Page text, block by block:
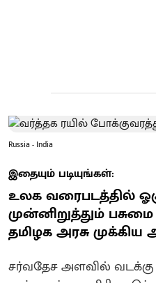
Russia - India
இதையும் படியுங்கள்:
உலக வரைபடத்தில்
முன்னிறுத்தும்
தமிழக அரசு முக்கிய
சர்வதேச அளவில் வடக்கு